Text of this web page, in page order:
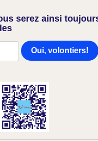
serez ainsi
Oui, volontiers!